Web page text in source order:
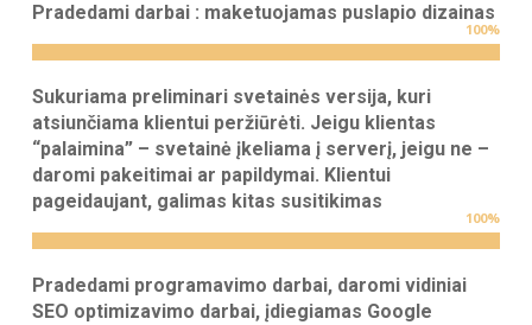
Pradedami darbai : maketuojamas puslapio dizainas
100%
Sukuriama preliminari svetainės versija, kuri
atsiunčiama klientui peržiūrėti. Jeigu klientas
“palaimina” – svetainė įkeliama į serverį, jeigu ne –
daromi pakeitimai ar papildymai. Klientui
pageidaujant, galimas kitas susitikimas
100%
Pradedami programavimo darbai, daromi vidiniai
SEO optimizavimo darbai, įdiegiamas Google